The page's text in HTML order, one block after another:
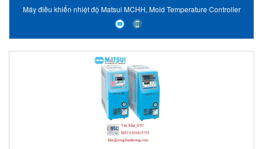
Máy điều khiển nhiệt độ Matsui MCHH, Mold Temperature Controller
High Temperature type MCHH